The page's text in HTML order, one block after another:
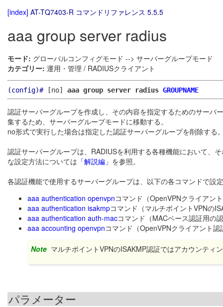
[index] AT-TQ7403-R コマンドリファレンス 5.5.5
aaa group server radius
モード: グローバルコンフィグモード --> サーバーグループモード
カテゴリー: 運用・管理 / RADIUSクライアント
(config)#[no] aaa group server radius GROUPNAME
認証サーバーグループを作成し、その内容を指定するためのサー
集するため、サーバーグループモードに移動する。
no形式で実行した場合は指定した認証サーバーグループを削除す
認証サーバーグループは、RADIUSを利用する各種機能において、
な設定方法については 「解説編」 を参照。
各認証機能で使用するサーバーグループは、以下の各コマンドで設
aaa authentication openvpnコマンド（OpenVPNクライアン
aaa authentication isakmpコマンド（マルチポイントVPNの
aaa authentication auth-macコマンド（MACベース認証用の
aaa accounting openvpnコマンド（OpenVPNクライアント
Note マルチポイントVPNのISAKMP認証ではアカウンティ
パラメーター